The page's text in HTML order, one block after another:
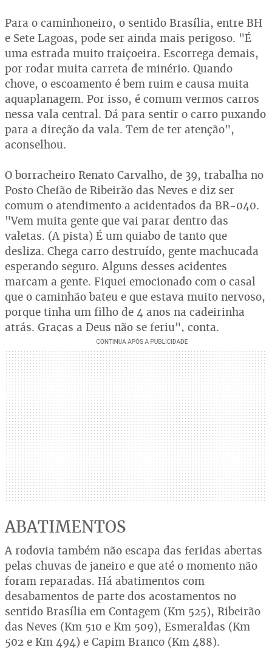
Para o caminhoneiro, o sentido Brasília, entre BH
e Sete Lagoas, pode ser ainda mais perigoso. "É
uma estrada muito traiçoeira. Escorrega demais,
por rodar muita carreta de minério. Quando
chove, o escoamento é bem ruim e causa muita
aquaplanagem. Por isso, é comum vermos carros
nessa vala central. Dá para sentir o carro puxando
para a direção da vala. Tem de ter atenção",
aconselhou.
O borracheiro Renato Carvalho, de 39, trabalha no
Posto Chefão de Ribeirão das Neves e diz ser
comum o atendimento a acidentados da BR-040.
"Vem muita gente que vai parar dentro das
valetas. (A pista) É um quiabo de tanto que
desliza. Chega carro destruído, gente machucada
esperando seguro. Alguns desses acidentes
marcam a gente. Fiquei emocionado com o casal
que o caminhão bateu e que estava muito nervoso,
porque tinha um filho de 4 anos na cadeirinha
atrás. Graças a Deus não se feriu", conta.
ABATIMENTOS
A rodovia também não escapa das feridas abertas
pelas chuvas de janeiro e que até o momento não
foram reparadas. Há abatimentos com
desabamentos de parte dos acostamentos no
sentido Brasília em Contagem (Km 525), Ribeirão
das Neves (Km 510 e Km 509), Esmeraldas (Km
502 e Km 494) e Capim Branco (Km 488).